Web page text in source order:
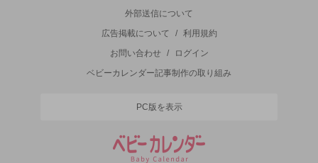
外部送信について
広告掲載について
/
利用規約
お問い合わせ
/
ログイン
ベビーカレンダー記事制作の取り組み
PC版を表示